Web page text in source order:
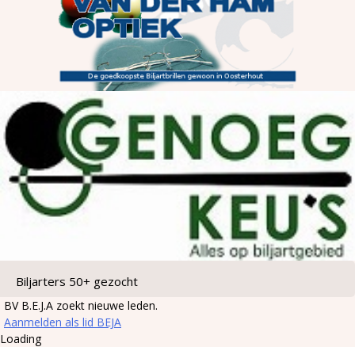
Biljarters 50+ gezocht
BV B.E.J.A zoekt nieuwe leden.
Aanmelden als lid BEJA
Loading